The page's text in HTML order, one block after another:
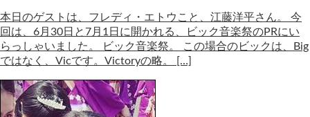
本日のゲストは、フレディ・エトウこと、江藤洋平さん。 今
回は、6月30日と7月1日に開かれる、ビック音楽祭のPRにい
らっしゃいました。 ビック音楽祭。 この場合のビックは、Big
ではなく、Vicです。Victoryの略。 […]